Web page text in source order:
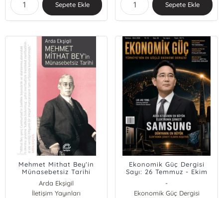
Sepete Ekle Sepete Ekle
Mehmet Mithat Bey'in
Münasebetsiz Tarihi
Arda Ekşigil
İletişim Yayınları
Ekonomik Güç Dergisi
Sayı: 26 Temmuz - Ekim
-
Ekonomik Güç Dergisi